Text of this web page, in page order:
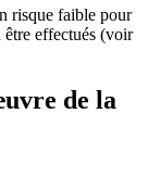
risque faible pour
être effectués (voir
de la